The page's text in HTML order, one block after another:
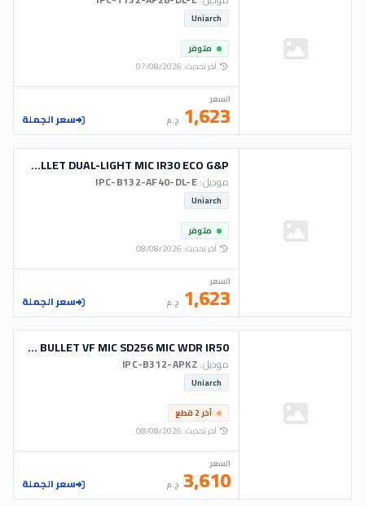
Uniarch
متوفر
آخر تحديث: 07/08/2026
السعر
1,623 ج.م سعر الجملة
CAM UNIARCH IP 2M BULLET DUAL-LIGHT MIC IR30 ECO G&P
موديل:IPC-B132-AF40-DL-E
Uniarch
متوفر
آخر تحديث: 08/08/2026
السعر
1,623 ج.م سعر الجملة
CAM UNIARCH IP 2M BULLET VF MIC SD256 MIC WDR IR50
موديل:IPC-B312-APKZ
Uniarch
آخر 2 قطع
آخر تحديث: 08/08/2026
السعر
3,610 ج.م سعر الجملة